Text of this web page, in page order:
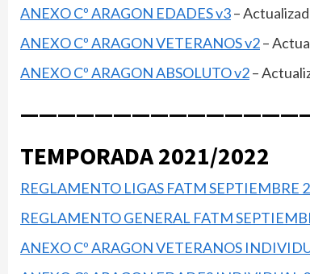
ANEXO Cº ARAGON EDADES v3–
ANEXO Cº ARAGON VETERANOS v2–
ANEXO Cº ARAGON ABSOLUTO v2–
TEMPORADA 2021/2022
REGLAMENTO LIGAS FATM SEPTIEMBRE
REGLAMENTO GENERAL FATM
ANEXO Cº ARAGON VETERANOS